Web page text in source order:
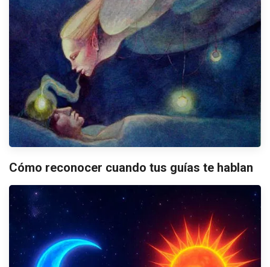
Cómo reconocer cuando tus guías te hablan